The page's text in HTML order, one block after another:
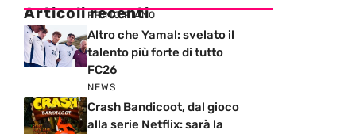
Articoli recenti
PRIMO PIANO
Altro che Yamal: svelato il
talento più forte di tutto
FC26
NEWS
Crash Bandicoot, dal gioco
alla serie Netflix: sarà la